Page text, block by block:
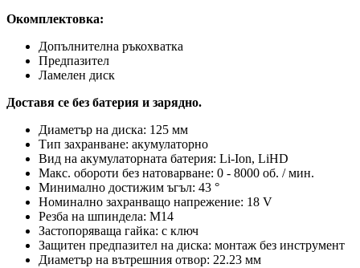
Окомплектовка:
Допълнителна ръкохватка
Предпазител
Ламелен диск
Доставя се без батерия и зарядно.
Диаметър на диска: 125 мм
Тип захранване: акумулаторно
Вид на акумулаторната батерия: Li-Ion, LiHD
Макс. обороти без натоварване: 0 - 8000 об. / мин.
Минимално достижим ъгъл: 43 °
Номинално захранващо напрежение: 18 V
Резба на шпиндела: M14
Застопоряваща гайка: с ключ
Защитен предпазител на диска: монтаж без инструмент
Диаметър на вътрешния отвор: 22.23 мм